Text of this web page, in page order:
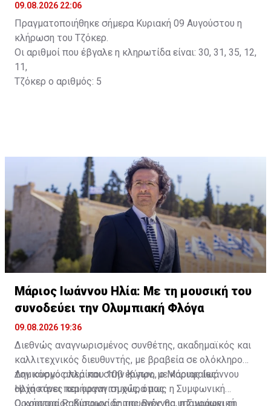
09.08.2026 22:06
Πραγματοποιήθηκε σήμερα Κυριακή 09 Αυγούστου η
κλήρωση του Τζόκερ.
Οι αριθμοί που έβγαλε η κληρωτίδα είναι: 30, 31, 35, 12,
11,
Τζόκερ ο αριθμός: 5
Μάριος Ιωάννου Ηλία: Με τη μουσική του
συνοδεύει την Ολυμπιακή Φλόγα
09.08.2026 19:36
Διεθνώς αναγνωρισμένος συνθέτης, ακαδημαϊκός και
καλλιτεχνικός διευθυντής, με βραβεία σε ολόκληρο
τον κόσμο αλλά και στην Κύπρο, ο Μάριος Ιωάννου
Ηλία κάνει περήφανη τη χώρα μας.
Δημιουργός περίπου 100 έργων, με κορυφαίες
ορχήστρες και οργανισμούς, όπως η Συμφωνική
Ορχήστρα Ραδιοφωνίας της Βιέννης, η Συμφωνική
Ο κορυφαίος Κύπριος δημιουργός θα υπογράφει τη